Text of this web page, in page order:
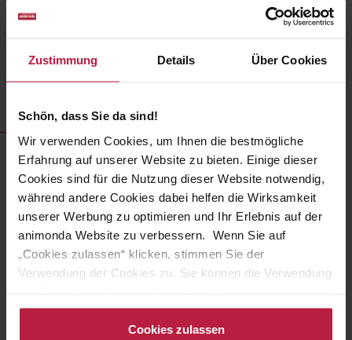
Zustimmung Details Über Cookies
Schön, dass Sie da sind!
Wir verwenden Cookies, um Ihnen die bestmögliche
Erfahrung auf unserer Website zu bieten. Einige dieser
Cookies sind für die Nutzung dieser Website notwendig,
während andere Cookies dabei helfen die Wirksamkeit
unserer Werbung zu optimieren und Ihr Erlebnis auf der
animonda Website zu verbessern. Wenn Sie auf
„Cookies zulassen“ klicken, stimmen Sie der
Verwendung der Cookies zu. Sie können die Verwendung
Datenschutzseiteändern/widerrufen oder auf das
Cookiebot-Logo am linken unteren Bildrand klicken. Mit
Cookies zulassen
Description
BugBell Violet BellyVital 7kg
BugBell Violet BellyVital - the perfect dry food for dogs with
food intolerances! The formula is developed to support a
stable gut flora while being well-tolerated and
Blueberries and Pumpkin: For optimal development of